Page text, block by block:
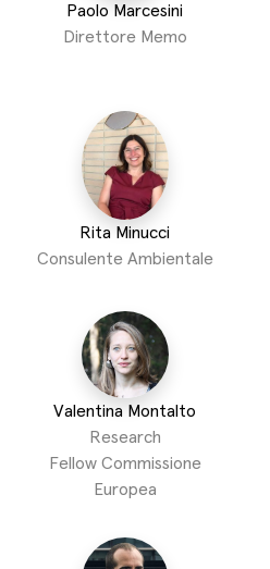
Paolo Marcesini
Direttore Memo
Rita Minucci
Consulente Ambientale
Valentina Montalto
Research
Fellow Commissione
Europea